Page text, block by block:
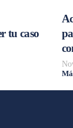
tu caso